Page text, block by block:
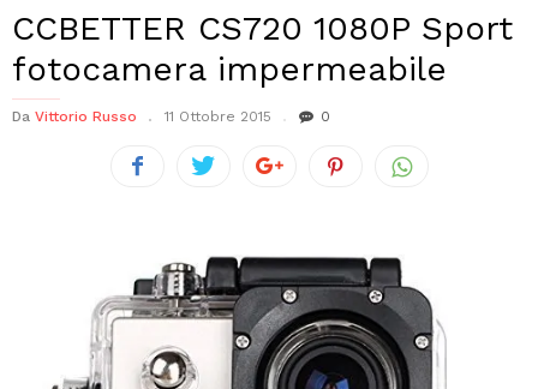
CCBETTER CS720 1080P Sport
fotocamera impermeabile
Da Vittorio Russo 11 Ottobre 2015 0